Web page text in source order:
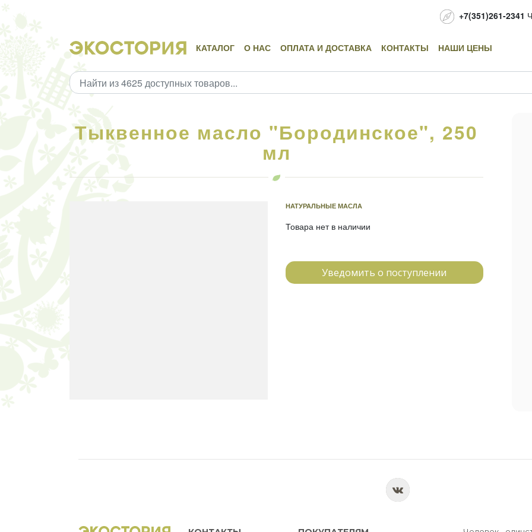
+7(351)261-2341
КАТАЛОГ О НАС ОПЛАТА И ДОСТАВКА КОНТАКТЫ НАШИ ЦЕНЫ
Тыквенное масло "Бородинское", 250
мл
НАТУРАЛЬНЫЕ МАСЛА
Товара нет в наличии
Уведомить о поступлении